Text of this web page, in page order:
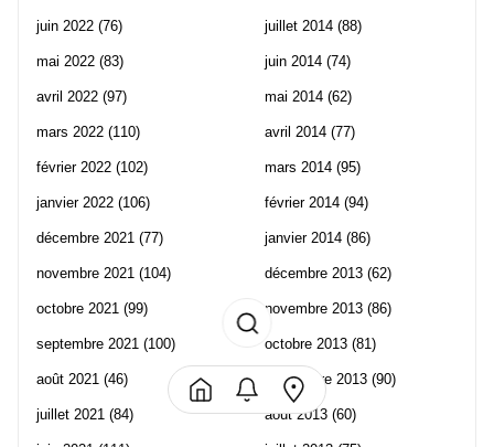
juin 2022 (76)
mai 2022 (83)
avril 2022 (97)
mars 2022 (110)
février 2022 (102)
janvier 2022 (106)
décembre 2021 (77)
novembre 2021 (104)
octobre 2021 (99)
septembre 2021 (100)
août 2021 (46)
juillet 2021 (84)
juillet 2014 (88)
juin 2014 (74)
mai 2014 (62)
avril 2014 (77)
mars 2014 (95)
février 2014 (94)
janvier 2014 (86)
décembre 2013 (62)
novembre 2013 (86)
octobre 2013 (81)
septembre 2013 (90)
août 2013 (60)